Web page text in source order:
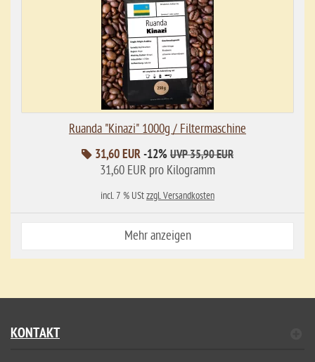
Ruanda "Kinazi" 1000g / Filtermaschine
31,60 EUR-12% UVP 35,90 EUR
31,60 EUR pro Kilogramm
incl. 7 % UStzzgl. Versandkosten
Mehr anzeigen
KONTAKT